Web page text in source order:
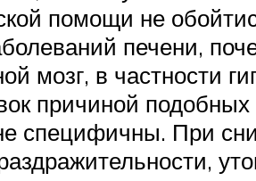
помощи не
печени,
мозг, в частности
причиной
специфичны. При